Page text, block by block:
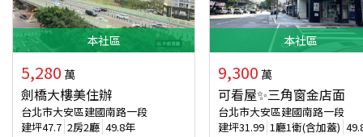
本社區
5,280 萬
劍橋大樓美住辦
台北市大安區建國南路一段
建坪47.7 2房2廳 49.8年
本社區
9,300 萬
可看屋✨三角窗金店面
台北市大安區建國南路一段
建坪31.99 1廳1衛(含加蓋)